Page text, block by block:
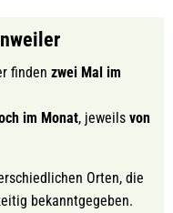
finden zwei Mal im
im Monat, jeweils von
Orten, die
bekanntgegeben.